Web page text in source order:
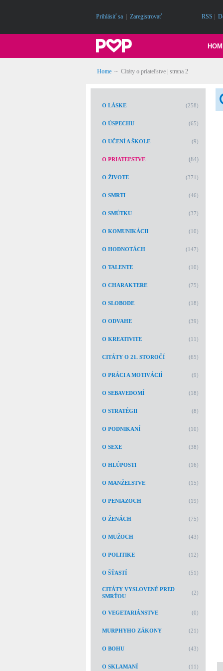
Prihlásiť sa Zaregistrovať RSS
Home ~ Citáty o priateľstve | strana 2
O LÁSKE (258)
O ÚSPECHU (65)
O UČENÍ A ŠKOLE (9)
O PRIATEĽSTVE (84)
O ŽIVOTE (371)
O SMRTI (46)
O SMÚTKU (37)
O KOMUNIKÁCII (10)
O HODNOTÁCH (147)
O TALENTE (10)
O CHARAKTERE (75)
O SLOBODE (18)
O ODVAHE (39)
O KREATIVITE (11)
CITÁTY O 21. STOROČÍ (65)
O PRÁCI A MOTIVÁCIÍ (9)
O SEBAVEDOMÍ (18)
O STRATÉGII (8)
O PODNIKANÍ (10)
O SEXE (38)
O HLÚPOSTI (16)
O MANŽELSTVE (15)
O PENIAZOCH (19)
O ŽENÁCH (75)
O MUŽOCH (43)
O POLITIKE (12)
O ŠŤASTÍ (51)
CITÁTY VYSLOVENÉ PRED
SMRŤOU
(2)
O VEGETARIÁNSTVE (0)
MURPHYHO ZÁKONY (21)
O BOHU (43)
O SKLAMANÍ (11)